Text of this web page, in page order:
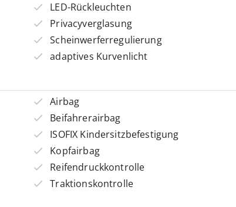
LED-Rückleuchten
Privacyverglasung
Scheinwerferregulierung
adaptives Kurvenlicht
Airbag
Beifahrerairbag
ISOFIX Kindersitzbefestigung
Kopfairbag
Reifendruckkontrolle
Traktionskontrolle